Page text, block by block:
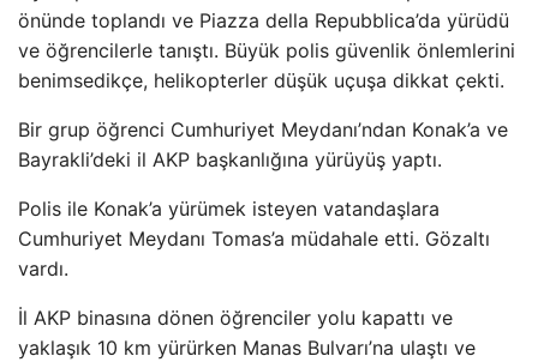
önünde toplandı ve Piazza della Repubblica’da yürüdü
ve öğrencilerle tanıştı. Büyük polis güvenlik önlemlerini
benimsedikçe, helikopterler düşük uçuşa dikkat çekti.
Bir grup öğrenci Cumhuriyet Meydanı’ndan Konak’a ve
Bayrakli’deki il AKP başkanlığına yürüyüş yaptı.
Polis ile Konak’a yürümek isteyen vatandaşlara
Cumhuriyet Meydanı Tomas’a müdahale etti. Gözaltı
vardı.
İl AKP binasına dönen öğrenciler yolu kapattı ve
yaklaşık 10 km yürürken Manas Bulvarı’na ulaştı ve